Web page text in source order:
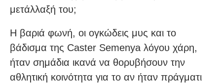
μετάλλαξή του;
Η βαριά φωνή, οι ογκώδεις μυς και το
βάδισμα της Caster Semenya λόγου χάρη,
ήταν σημάδια ικανά να θορυβήσουν την
αθλητική κοινότητα για το αν ήταν πράγματι